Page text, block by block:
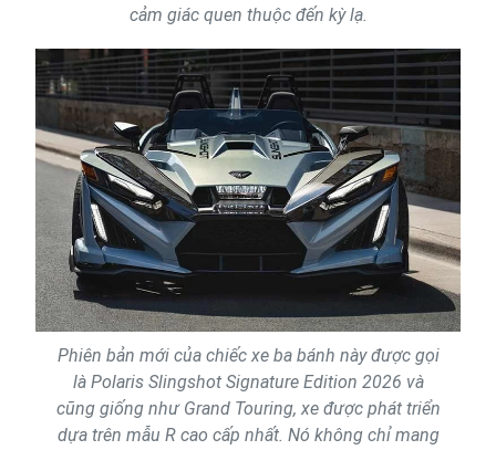
cảm giác quen thuộc đến kỳ lạ.
Phiên bản mới của chiếc xe ba bánh này được gọi
là Polaris Slingshot Signature Edition 2026 và
cũng giống như Grand Touring, xe được phát triển
dựa trên mẫu R cao cấp nhất. Nó không chỉ mang